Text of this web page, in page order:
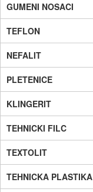
GUMENI NOSACI
TEFLON
NEFALIT
PLETENICE
KLINGERIT
TEHNICKI FILC
TEXTOLIT
TEHNICKA PLASTIKA